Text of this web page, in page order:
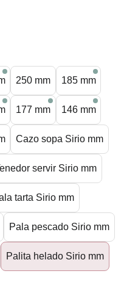
250 mm 185 mm
177 mm 146 mm
Cazo sopa Sirio mm
servir Sirio mm
tarta Sirio mm
Pala pescado Sirio mm
Palita helado Sirio mm